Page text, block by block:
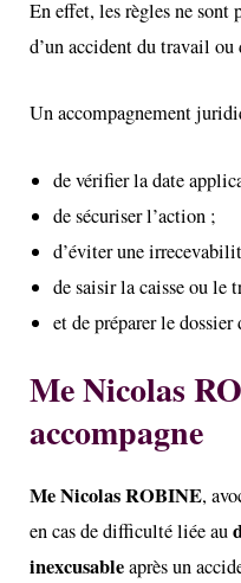
En effet, les règles ne sont
d’un accident du travail ou
Un accompagnement
de vérifier la date
de sécuriser l’action ;
d’éviter une
de saisir la caisse ou le
et de préparer le dossier
Me Nicolas
accompagne
MeNicolas ROBINE,
en cas de difficulté liée au
inexcusableaprès un